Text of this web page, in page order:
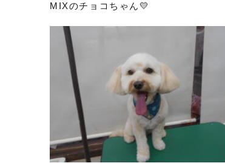
MIXのチョコちゃん💛